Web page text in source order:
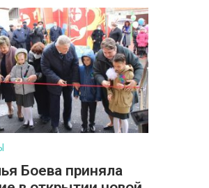
Боева приняла